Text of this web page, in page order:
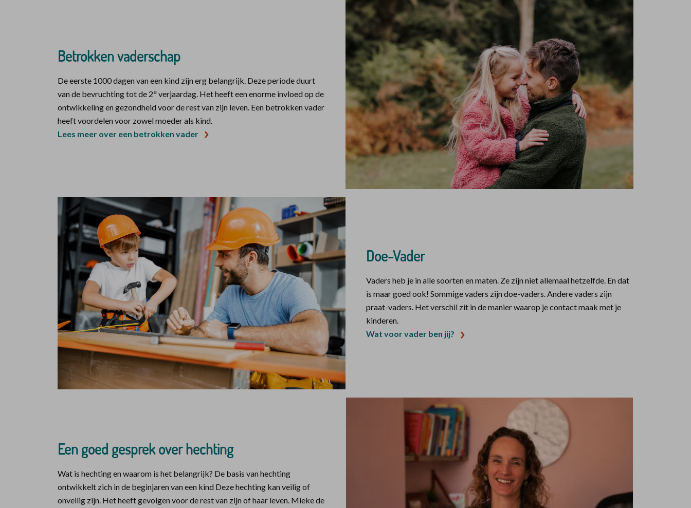
Betrokken vaderschap
De eerste 1000 dagen van een kind zijn erg belangrijk. Deze periode duurt
van de bevruchting tot de 2e verjaardag. Het heeft een enorme invloed op de
ontwikkeling en gezondheid voor de rest van zijn leven. Een betrokken vader
heeft voordelen voor zowel moeder als kind.
Lees meer over een betrokken vader
Doe-Vader
Vaders heb je in alle soorten en maten. Ze zijn niet allemaal hetzelfde. En dat
is maar goed ook! Sommige vaders zijn doe-vaders. Andere vaders zijn
praat-vaders. Het verschil zit in de manier waarop je contact maak met je
kinderen.
Wat voor vader ben jij?
Een goed gesprek over hechting
Wat is hechting en waarom is het belangrijk? De basis van hechting
ontwikkelt zich in de beginjaren van een kind Deze hechting kan veilig of
onveilig zijn. Het heeft gevolgen voor de rest van zijn of haar leven. Mieke de